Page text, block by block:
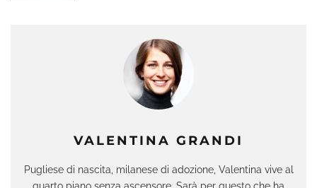
VALENTINA GRANDI
Pugliese di nascita, milanese di adozione, Valentina vive al
quarto piano senza ascensore. Sarà per questo che ha